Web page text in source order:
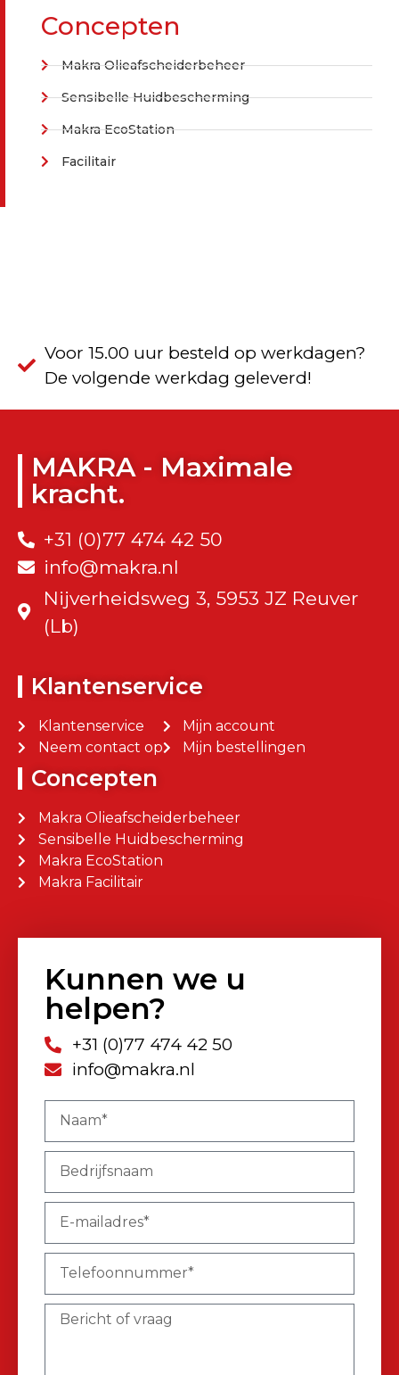
Concepten
Makra Olieafscheiderbeheer
Sensibelle Huidbescherming
Makra EcoStation
Facilitair
Voor 15.00 uur besteld op werkdagen?
De volgende werkdag geleverd!
MAKRA - Maximale
kracht.
+31 (0)77 474 42 50
info@makra.nl
Nijverheidsweg 3, 5953 JZ Reuver
(Lb)
Klantenservice
Klantenservice
Neem contact op
Mijn account
Mijn bestellingen
Concepten
Makra Olieafscheiderbeheer
Sensibelle Huidbescherming
Makra EcoStation
Makra Facilitair
Kunnen we u
helpen?
+31 (0)77 474 42 50
info@makra.nl